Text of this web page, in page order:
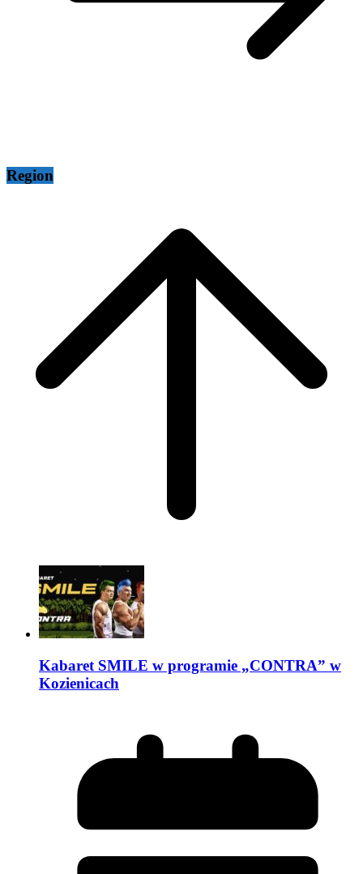
Region
Kabaret SMILE w programie „CONTRA” w
Kozienicach